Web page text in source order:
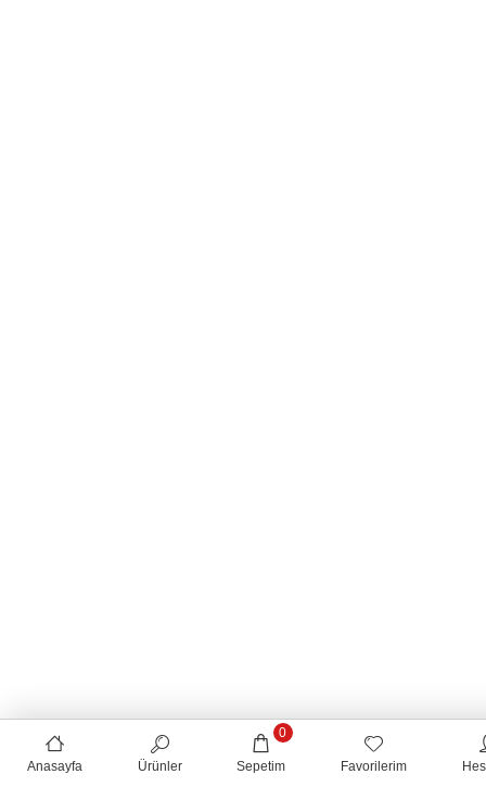
Anasayfa Ürünler Sepetim
0
Favorilerim